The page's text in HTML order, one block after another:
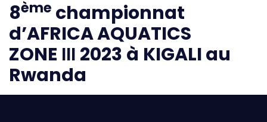
8ème championnat
d’AFRICA AQUATICS
ZONE III 2023 à KIGALI au
Rwanda